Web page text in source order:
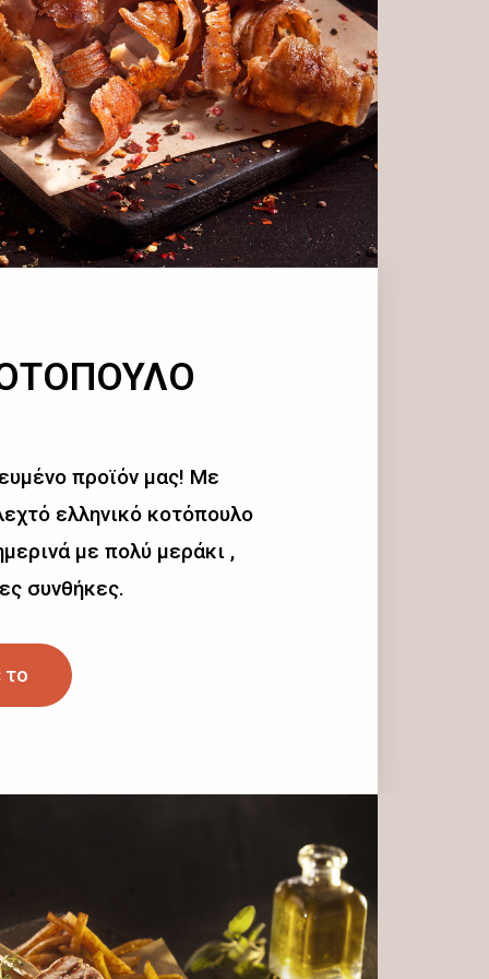
προϊόν μας! Με
ελληνικό κοτόπουλο
με πολύ μεράκι ,
συνθήκες.
το